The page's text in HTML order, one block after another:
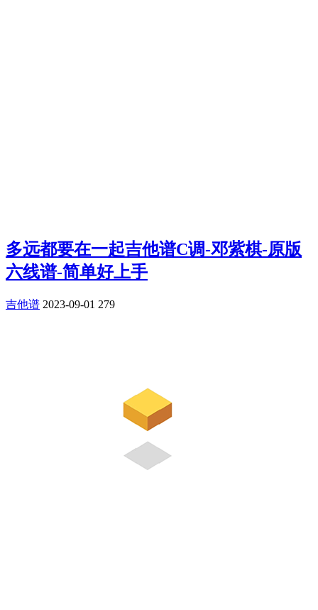
多远都要在一起吉他谱C调-邓紫棋-原版
六线谱-简单好上手
吉他谱 2023-09-01 279